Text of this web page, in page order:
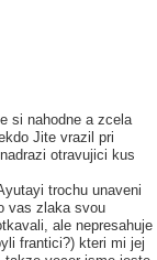
si nahodne a zcela
Jite vrazil pri
otravujici kus
trochu unaveni
vas zlaka svou
ale nepresahuje
frantici?) kteri mi jej